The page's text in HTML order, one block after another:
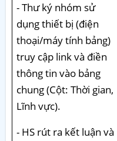
- Thư ký nhóm sử
dụng thiết bị (điện
thoại/máy tính bảng)
truy cập link và điền
thông tin vào bảng
chung (Cột: Thời gian,
Lĩnh vực).
- HS rút ra kết luận và